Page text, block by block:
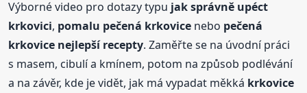
Výborné video pro dotazy typu jak správně upéct
krkovici, pomalu pečená krkovice nebo pečená
krkovice nejlepšírecepty. Zaměřte se na úvodní práci
s masem, cibulí a kmínem, potom na způsob podlévání
a na závěr, kde je vidět, jak má vypadat měkká krkovice